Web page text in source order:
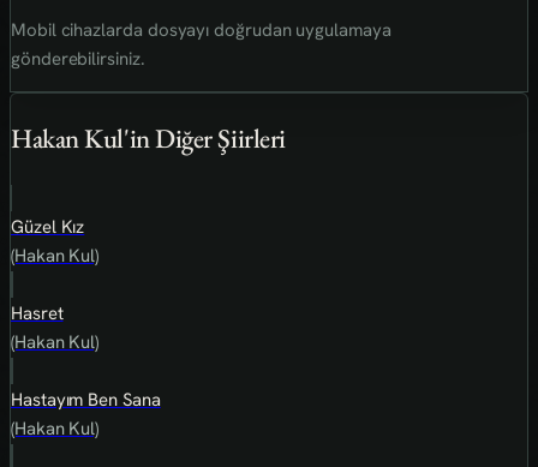
Mobil cihazlarda dosyayı doğrudan uygulamaya
gönderebilirsiniz.
Hakan Kul'in Diğer Şiirleri
Güzel Kız
(Hakan Kul)
Hasret
(Hakan Kul)
Hastayım Ben Sana
(Hakan Kul)